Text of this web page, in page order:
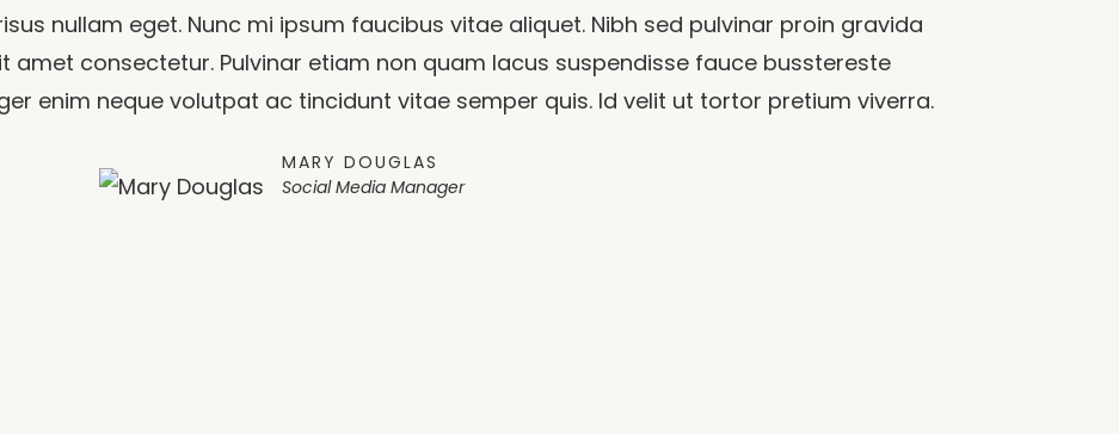
nullam eget. Nunc mi ipsum faucibus vitae aliquet. Nibh sed pulvinar proin gravida
amet consectetur. Pulvinar etiam non quam lacus suspendisse fauce busstereste
enim neque volutpat ac tincidunt vitae semper quis. Id velit ut tortor pretium viverra.
MARY DOUGLAS
Social Media Manager